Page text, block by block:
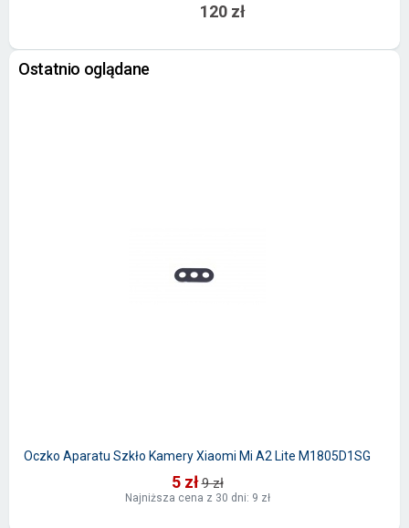
120 zł
Ostatnio oglądane
Oczko Aparatu Szkło Kamery Xiaomi Mi A2 Lite M1805D1SG
5 zł9 zł
Najniższa cena z 30 dni: 9 zł